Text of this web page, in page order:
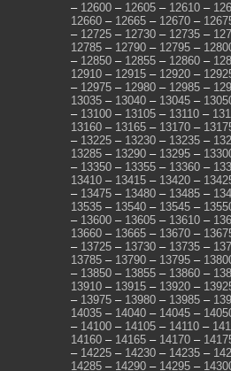
– 12600 – 12605 – 12610 –
12660 – 12665 – 12670 –
– 12725 – 12730 – 12735 –
12785 – 12790 – 12795 –
– 12850 – 12855 – 12860 –
12910 – 12915 – 12920 –
– 12975 – 12980 – 12985 –
13035 – 13040 – 13045 –
– 13100 – 13105 – 13110 –
13160 – 13165 – 13170 –
– 13225 – 13230 – 13235 –
13285 – 13290 – 13295 –
– 13350 – 13355 – 13360 –
13410 – 13415 – 13420 –
– 13475 – 13480 – 13485 –
13535 – 13540 – 13545 –
– 13600 – 13605 – 13610 –
13660 – 13665 – 13670 –
– 13725 – 13730 – 13735 –
13785 – 13790 – 13795 –
– 13850 – 13855 – 13860 –
13910 – 13915 – 13920 –
– 13975 – 13980 – 13985 –
14035 – 14040 – 14045 –
– 14100 – 14105 – 14110 –
14160 – 14165 – 14170 –
– 14225 – 14230 – 14235 –
14285 – 14290 – 14295 –